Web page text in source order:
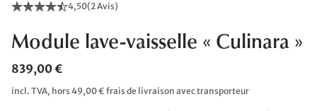
4,50(2 Avis)
Module lave-vaisselle « Culinara »
839,00 €
incl. TVA, hors 49,00 € frais de livraison avec transporteur